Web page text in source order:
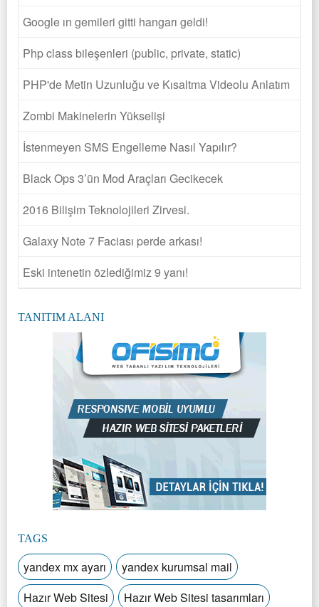
Google ın gemileri gitti hangarı geldi!
Php class bileşenleri (public, private, static)
PHP'de Metin Uzunluğu ve Kısaltma Videolu Anlatım
Zombi Makinelerin Yükselişi
İstenmeyen SMS Engelleme Nasıl Yapılır?
Black Ops 3’ün Mod Araçları Gecikecek
2016 Bilişim Teknolojileri Zirvesi.
Galaxy Note 7 Faciası perde arkası!
Eski intenetin özlediğimiz 9 yanı!
TANITIM ALANI
TAGS
yandex mx ayarı
yandex kurumsal mail
Hazır Web Sitesi
Hazır Web Sitesi tasarımları